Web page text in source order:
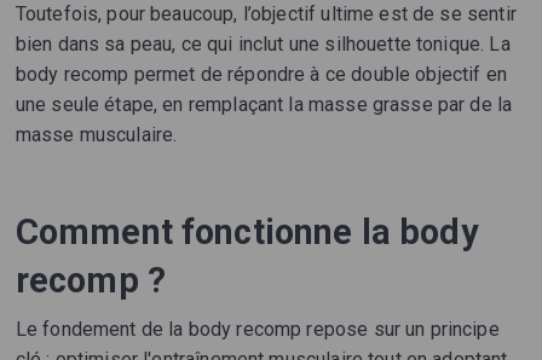
Toutefois, pour beaucoup, l’objectif ultime est de se sentir
bien dans sa peau, ce qui inclut une silhouette tonique. La
body recomp permet de répondre à ce double objectif en
une seule étape, en remplaçant la masse grasse par de la
masse musculaire.
Comment fonctionne la body
recomp ?
Le fondement de la body recomp repose sur un principe